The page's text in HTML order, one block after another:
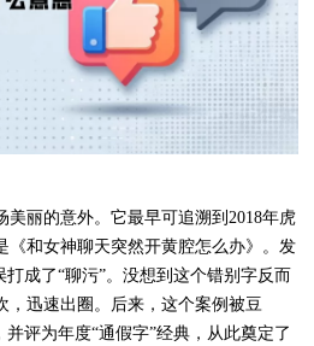
美丽的意外。它最早可追溯到2018年虎
《和女神聊天突然开黄腔怎么办》。发
打成了“聊污”。没想到这个错别字反而
，迅速出圈。后来，这个案例被豆
评为年度“通假字”经典，从此奠定了